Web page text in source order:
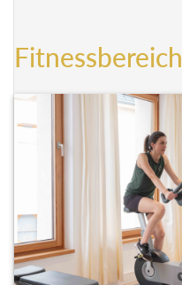
Fitnessbereich